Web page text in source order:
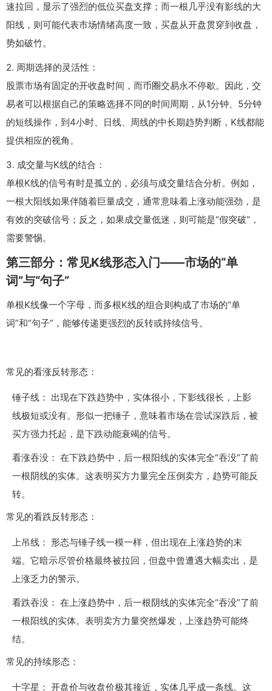
速拉回，显示了强烈的低位买盘支撑；而一根几乎没有影线的大
阳线，则可能代表市场情绪高度一致，买盘从开盘贯穿到收盘，
势如破竹。
2. 周期选择的灵活性：
股票市场有固定的开收盘时间，而币圈交易永不停歇。因此，交
易者可以根据自己的策略选择不同的时间周期，从1分钟、5分钟
的短线操作，到4小时、日线、周线的中长期趋势判断，K线都能
提供相应的视角。
3. 成交量与K线的结合：
单根K线的信号有时是孤立的，必须与成交量结合分析。例如，
一根大阳线如果伴随着巨量成交，通常意味着上涨动能强劲，是
有效的突破信号；反之，如果成交量低迷，则可能是“假突破”，
需要警惕。
第三部分：常见K线形态入门——市场的“单
词”与“句子”
单根K线像一个字母，而多根K线的组合则构成了市场的“单
词”和“句子”，能够传递更强烈的反转或持续信号。
常见的看涨反转形态：
锤子线： 出现在下跌趋势中，实体很小，下影线很长，上影
线极短或没有。形似一把锤子，意味着市场在尝试深跌后，被
买方强力托起，是下跌动能衰竭的信号。
看涨吞没： 在下跌趋势中，后一根阳线的实体完全“吞没”了前
一根阴线的实体。这表明买方力量完全压倒卖方，趋势可能反
转。
常见的看跌反转形态：
上吊线： 形态与锤子线一模一样，但出现在上涨趋势的末
端。它暗示尽管价格最终被拉回，但盘中曾遭遇大幅卖出，是
上涨乏力的警示。
看跌吞没： 在上涨趋势中，后一根阴线的实体完全“吞没”了前
一根阳线的实体。表明卖方力量突然爆发，上涨趋势可能终
结。
常见的持续形态：
十字星： 开盘价与收盘价极其接近，实体几乎成一条线。这